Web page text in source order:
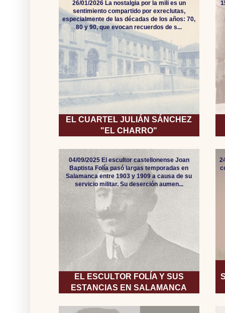
EL CUARTEL JULIÁN SÁNCHEZ
"EL CHARRO"
26/01/2026 La nostalgia por la mili es un
sentimiento compartido por exreclutas,
especialmente de las décadas de los años: 70,
80 y 90, que evocan recuerdos de s...
EL ESCULTOR FOLÍA Y SUS
ESTANCIAS EN SALAMANCA
04/09/2025 El escultor castellonense Joan
Baptista Folía pasó largas temporadas en
Salamanca entre 1903 y 1909 a causa de su
servicio militar. Su deserción aumen...